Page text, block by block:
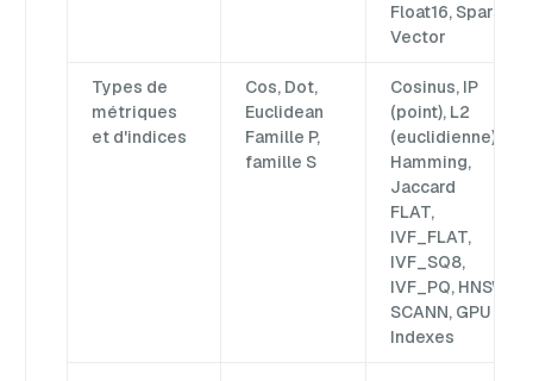
Float16, Sparse
Vector
Types de
métriques
et d'indices
Cos, Dot,
Euclidean
Famille P,
famille S
Cosinus, IP
(point), L2
(euclidienne),
Hamming,
Jaccard
FLAT,
IVF_FLAT,
IVF_SQ8,
IVF_PQ, HNSW,
SCANN, GPU
Indexes